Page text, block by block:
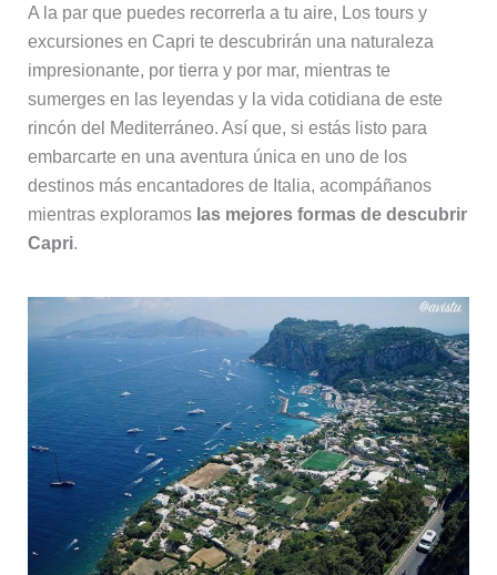
A la par que puedes recorrerla a tu aire, Los tours y
excursiones en Capri te descubrirán una naturaleza
impresionante, por tierra y por mar, mientras te
sumerges en las leyendas y la vida cotidiana de este
rincón del Mediterráneo. Así que, si estás listo para
embarcarte en una aventura única en uno de los
destinos más encantadores de Italia, acompáñanos
mientras exploramos las mejores formas de descubrir
Capri.